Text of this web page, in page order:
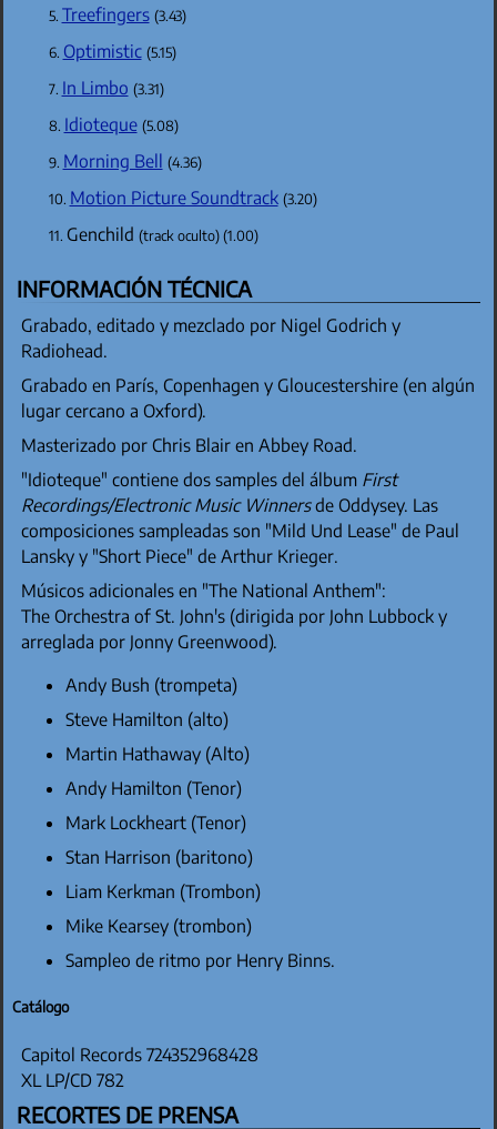
Treefingers (3.43)
Optimistic (5.15)
In Limbo (3.31)
Idioteque (5.08)
Morning Bell (4.36)
Motion Picture Soundtrack (3.20)
Genchild (track oculto) (1.00)
INFORMACIÓN TÉCNICA
Grabado, editado y mezclado por Nigel Godrich y
Radiohead.
Grabado en París, Copenhagen y Gloucestershire (en algún
lugar cercano a Oxford).
Masterizado por Chris Blair en Abbey Road.
"Idioteque" contiene dos samples del álbum First
Recordings/Electronic Music Winnersde Oddysey. Las
composiciones sampleadas son "Mild Und Lease" de Paul
Lansky y "Short Piece" de Arthur Krieger.
Músicos adicionales en "The National Anthem":
The Orchestra of St. John's (dirigida por John Lubbock y
arreglada por Jonny Greenwood).
Andy Bush (trompeta)
Steve Hamilton (alto)
Martin Hathaway (Alto)
Andy Hamilton (Tenor)
Mark Lockheart (Tenor)
Stan Harrison (baritono)
Liam Kerkman (Trombon)
Mike Kearsey (trombon)
Sampleo de ritmo por Henry Binns.
Catálogo
Capitol Records 724352968428
XL LP/CD 782
RECORTES DE PRENSA